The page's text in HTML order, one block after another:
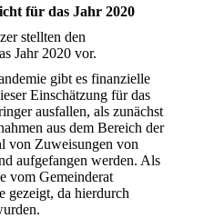
für das Jahr 2020
stellten den
Jahr 2020 vor.
gibt es finanzielle
Einschätzung für das
ausfallen, als zunächst
aus dem Bereich der
von Zuweisungen von
aufgefangen werden. Als
vom Gemeinderat
gezeigt, da hierdurch